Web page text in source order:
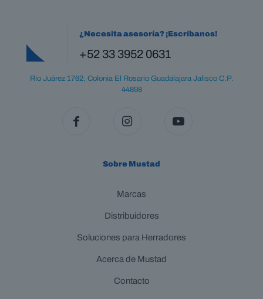
¿Necesita asesoría? ¡Escríbanos!
+52 33 3952 0631
Rio Juárez 1762, Colonia El Rosario Guadalajara Jalisco C.P.
44898
Sobre Mustad
Marcas
Distribuidores
Soluciones para Herradores
Acerca de Mustad
Contacto